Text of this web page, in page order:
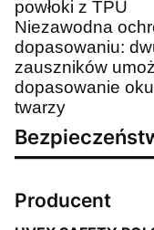
powłoki z TPU
Niezawodna
dopasowaniu:
zauszników
dopasowanie
twarzy
Producent